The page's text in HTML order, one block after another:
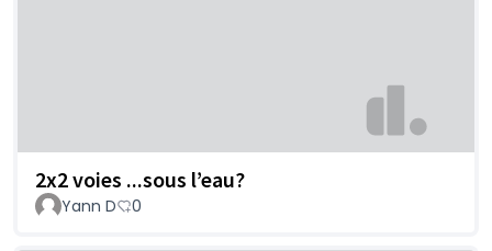
2x2 voies ...sous l’eau?
Yann D 0